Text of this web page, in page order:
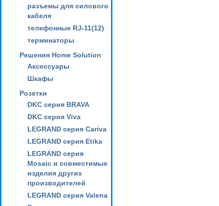
разъемы для силового
кабеля
телефонные RJ-11(12)
терминаторы
Решения Home Solution
Аксессуары
Шкафы
Розетки
DKC серия BRAVA
DKC серия Viva
LEGRAND серия Cariva
LEGRAND серия Etika
LEGRAND серия
Mosaic и совместимые
изделия других
производителей
LEGRAND серия Valena